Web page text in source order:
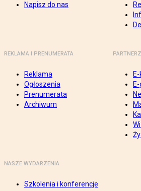
Napisz do nas
REKLAMA I PRENUMERATA
Reklama
Ogłoszenia
Prenumerata
Archiwum
NASZE WYDARZENIA
Szkolenia i konferencje